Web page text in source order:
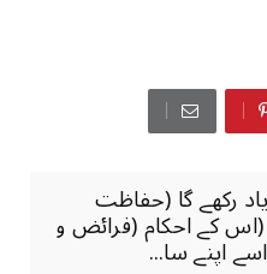
رکھے گا (حفاظت
(اس کے احکام (فرائض و
اپنے سا...